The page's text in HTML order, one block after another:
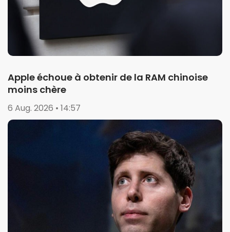
Apple échoue à obtenir de la RAM chinoise
moins chère
6 Aug. 2026 • 14:57